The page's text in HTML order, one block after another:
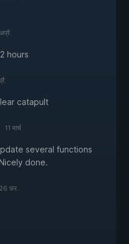
hours
catapult
11 मार्च
several functions
done.
26 फ़र.